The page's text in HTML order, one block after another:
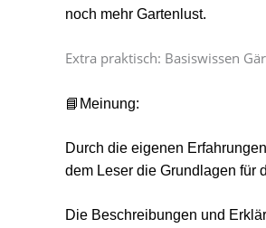
noch mehr Gartenlust.
Extra praktisch: Basiswissen
📘Meinung:
Durch die eigenen
dem Leser die Grundlagen für
Die Beschreibungen und